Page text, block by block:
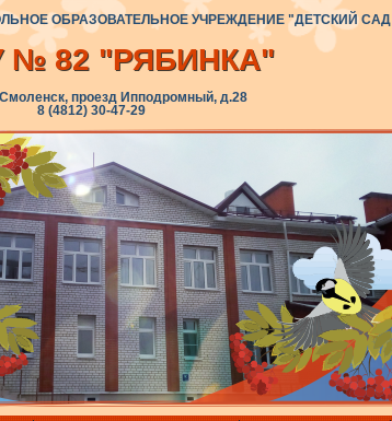
Смоленск, проезд Ипподромный, д.28
8 (4812) 30-47-29
№ 82 "РЯБИНКА"
ОБРАЗОВАТЕЛЬНОЕ УЧРЕЖДЕНИЕ "ДЕТСКИЙ